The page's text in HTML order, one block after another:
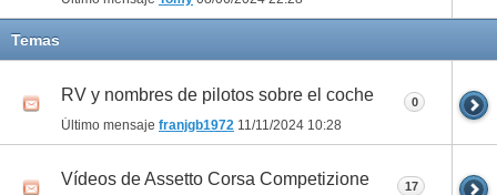
Temas
RV y nombres de pilotos sobre el coche
Último mensaje franjgb1972 11/11/2024 10:28
0
Vídeos de Assetto Corsa Competizione 17